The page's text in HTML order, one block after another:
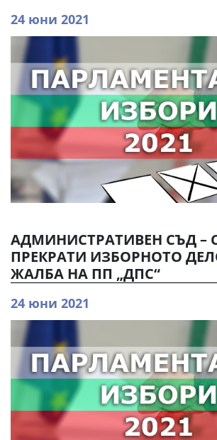
24 юни 2021
АДМИНИСТРАТИВЕН СЪД –
ПРЕКРАТИ ИЗБОРНОТО
ЖАЛБА НА ПП „ДПС“
24 юни 2021